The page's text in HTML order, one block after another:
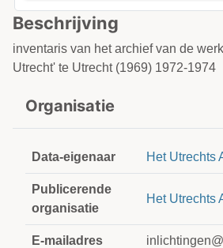
Beschrijving
inventaris van het archief van de
Utrecht' te Utrecht (1969) 1972-1974
Organisatie
Data-eigenaar Het Utrechts
Publicerende
organisatie
Het Utrechts
E-mailadres